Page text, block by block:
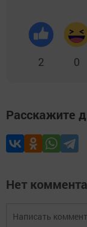
2 0
Расскажите
Нет